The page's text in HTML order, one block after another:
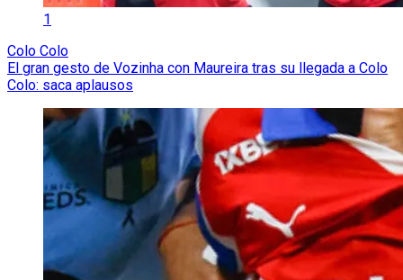
1
Colo Colo
El gran gesto de Vozinha con Maureira tras su llegada a Colo
Colo: saca aplausos